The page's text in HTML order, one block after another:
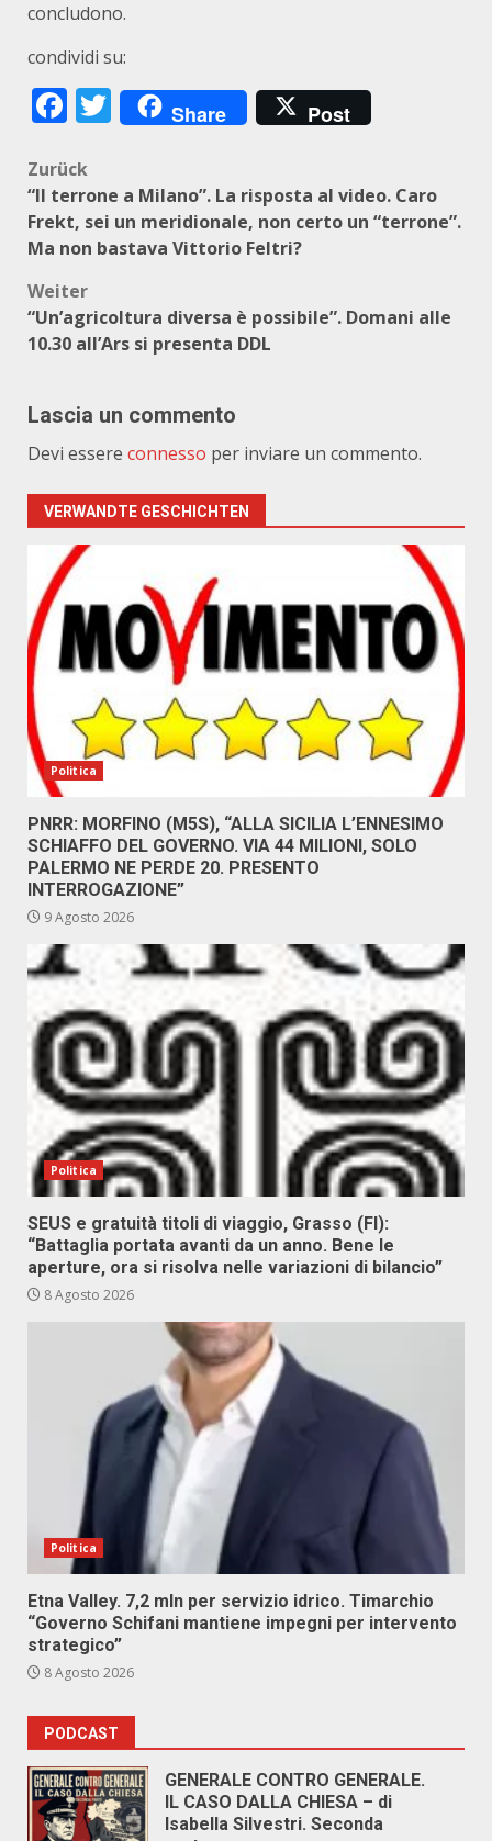
concludono.
condividi su:
Facebook
Twitter
Share Post
Beitragsnavigation
Zurück
“Il terrone a Milano”. La risposta al video. Caro
Frekt, sei un meridionale, non certo un “terrone”.
Ma non bastava Vittorio Feltri?
Weiter
“Un’agricoltura diversa è possibile”. Domani alle
10.30 all’Ars si presenta DDL
Lascia un commento
Devi essere connesso per inviare un commento.
VERWANDTE GESCHICHTEN
Politica
PNRR: MORFINO (M5S), “ALLA SICILIA L’ENNESIMO
SCHIAFFO DEL GOVERNO. VIA 44 MILIONI, SOLO
PALERMO NE PERDE 20. PRESENTO
INTERROGAZIONE”
9 Agosto 2026
Politica
SEUS e gratuità titoli di viaggio, Grasso (FI):
“Battaglia portata avanti da un anno. Bene le
aperture, ora si risolva nelle variazioni di bilancio”
8 Agosto 2026
Politica
Etna Valley. 7,2 mln per servizio idrico. Timarchio
“Governo Schifani mantiene impegni per intervento
strategico”
8 Agosto 2026
PODCAST
GENERALE CONTRO GENERALE.
IL CASO DALLA CHIESA – di
Isabella Silvestri. Seconda